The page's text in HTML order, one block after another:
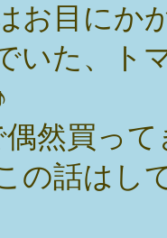
お目にか
いた、ト
偶然買っ
の話はし